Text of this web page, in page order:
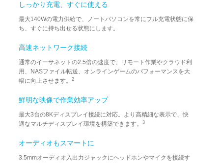
しっかり充電、すぐに使える
最大140Wの電力供給で、ノートパソコンを常にフル充電状態に保
ち、すぐに持ち出せる状態にします。
高速ネットワーク接続
通常のイーサネットの2.5倍の速度で、リモート作業やクラウド利
用、NASファイル転送、オンラインゲームのパフォーマンスを大
幅に向上させます。
2
鮮明な映像で作業効率アップ
最大3台の8Kディスプレイ接続に対応。より高精細な表示で、快
適なマルチディスプレイ環境を構築できます。
3
オーディオもスマートに
3.5mmオーディオ入出力ジャックにヘッドホンやマイクを接続す